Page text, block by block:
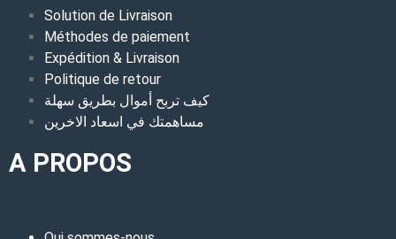
Solution de Livraison
Méthodes de paiement
Expédition & Livraison
Politique de retour
كيف تربح أموال بطريق سهلة
مساهمتك في اسعاد الاخرين
A PROPOS